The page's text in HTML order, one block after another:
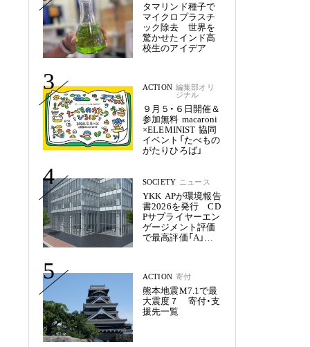
タマリンド種子で
マイクロプラスチ
ック除去 世界を
驚かせたインド高
校生のアイデア
3 ACTION 編集部オリ
ジナル
９月５・６日開催＆
参加無料 macaroni
×ELEMINIST 協同
イベント「たべもの
がたりひろば」
4 SOCIETY ニュース
YKK APが環境報告
書2026を発行 CD
Pサプライヤーエン
ゲージメント評価
で最高評価「A」を
5 ACTION 寄付
熊本地震M7.1で最
大震度７ 寄付・支
援先一覧